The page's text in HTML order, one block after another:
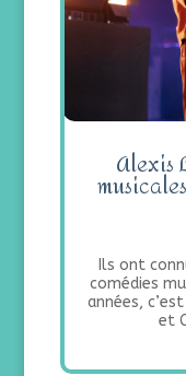
Alexis
Ils ont
comédies
années,
et